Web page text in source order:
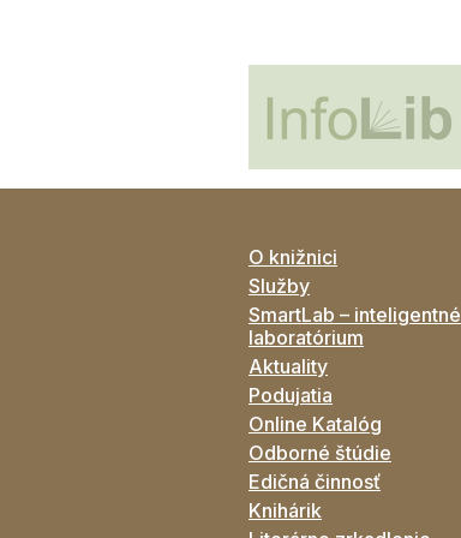
O knižnici
Služby
SmartLab – inteligentné
laboratórium
Aktuality
Podujatia
Online Katalóg
Odborné štúdie
Edičná činnosť
Knihárik